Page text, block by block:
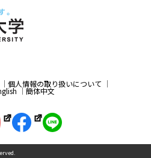
個人情報の取り扱いについて
簡体中文